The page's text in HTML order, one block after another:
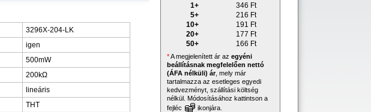
3296X-204-LK
igen
500mW
200kΩ
lineáris
THT
1+ 346 Ft
5+
216 Ft
10+
191 Ft
20+
177 Ft
50+
166 Ft
*A megjelenített ár az egyéni
beállításnak megfelelően nettó
(ÁFA nélküli) ár, mely már
tartalmazza az esetleges egyedi
kedvezményt, szállítási költség
nélkül. Módosításához kattintson a
fejléc
ikonjára.